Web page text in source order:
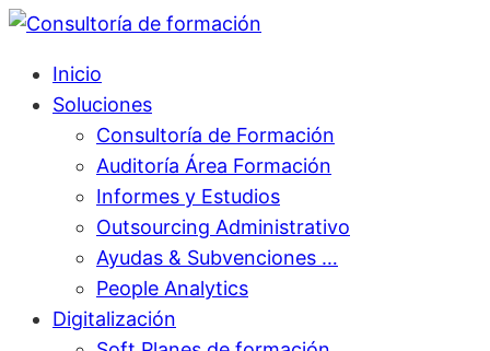
Inicio
Soluciones
Consultoría de Formación
Auditoría Área Formación
Informes y Estudios
Outsourcing Administrativo
Ayudas & Subvenciones …
People Analytics
Digitalización